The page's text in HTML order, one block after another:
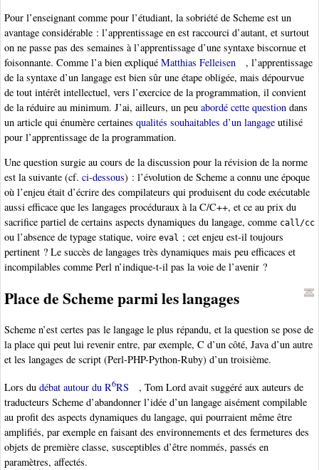
Pour l’enseignant comme pour l’étudiant, la sobriété de Scheme est un
avantage considérable : l’apprentissage en est raccourci d’autant, et surtout
on ne passe pas des semaines à l’apprentissage d’une syntaxe biscornue et
foisonnante. Comme l’a bien expliqué Matthias Felleisen
, l’apprentissage
de la syntaxe d’un langage est bien sûr une étape obligée, mais dépourvue
de tout intérêt intellectuel, vers l’exercice de la programmation, il convient
de la réduire au minimum. J’ai, ailleurs, un peu abordé cette question dans
un article qui énumère certaines qualités souhaitables d’un langage utilisé
pour l’apprentissage de la programmation.
Une question surgie au cours de la discussion pour la révision de la norme
est la suivante (cf. ci-dessous) : l’évolution de Scheme a connu une époque
où l’enjeu était d’écrire des compilateurs qui produisent du code exécutable
aussi efficace que les langages procéduraux à la C/C++, et ce au prix du
sacrifice partiel de certains aspects dynamiques du langage, comme call/cc
ou l’absence de typage statique, voire eval ; cet enjeu est-il toujours
pertinent ? Le succès de langages très dynamiques mais peu efficaces et
incompilables comme Perl n’indique-t-il pas la voie de l’avenir ?
Place de Scheme parmi les langages
Scheme n’est certes pas le langage le plus répandu, et la question se pose de
la place qui peut lui revenir entre, par exemple, C d’un côté, Java d’un autre
et les langages de script (Perl-PHP-Python-Ruby) d’un troisième.
Lors du débat autour du R6RS
, Tom Lord avait suggéré aux auteurs de
traducteurs Scheme d’abandonner l’idée d’un langage aisément compilable
au profit des aspects dynamiques du langage, qui pourraient même être
amplifiés, par exemple en faisant des environnements et des fermetures des
objets de première classe, susceptibles d’être nommés, passés en
paramètres, affectés.